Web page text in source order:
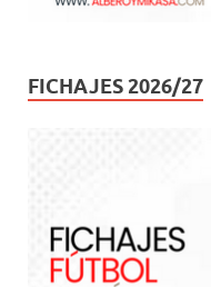
FICHAJES 2026/27